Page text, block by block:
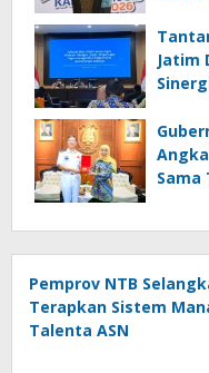
Jatim
Sama
Pemprov NTB
Terapkan Sistem
Talenta ASN